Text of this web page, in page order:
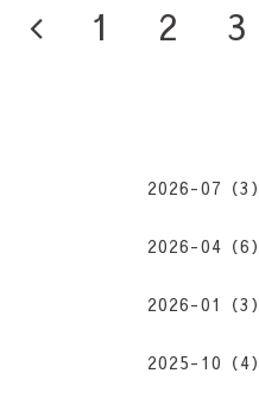
1 2 3
2026-07（3）
2026-04（6）
2026-01（3）
2025-10（4）